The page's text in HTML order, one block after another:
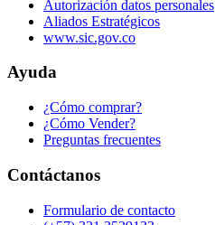
Autorización datos personales
Aliados Estratégicos
www.sic.gov.co
Ayuda
¿Cómo comprar?
¿Cómo Vender?
Preguntas frecuentes
Contáctanos
Formulario de contacto